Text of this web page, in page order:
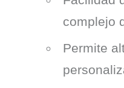
complejo
Permite